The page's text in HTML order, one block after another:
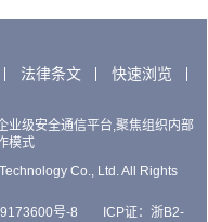
法律条文
快速浏览
业级安全通信平台,聚焦组织内部
模式
Co., Ltd. All Rights
号-8
ICP证：浙B2-